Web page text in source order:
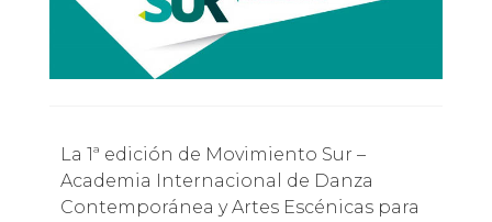
La 1ª edición de Movimiento Sur –
Academia Internacional de Danza
Contemporánea y Artes Escénicas para